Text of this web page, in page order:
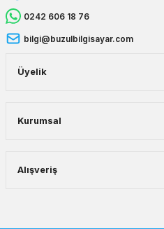
0242 606 18 76
bilgi@buzulbilgisayar.com
Üyelik
Kurumsal
Alışveriş